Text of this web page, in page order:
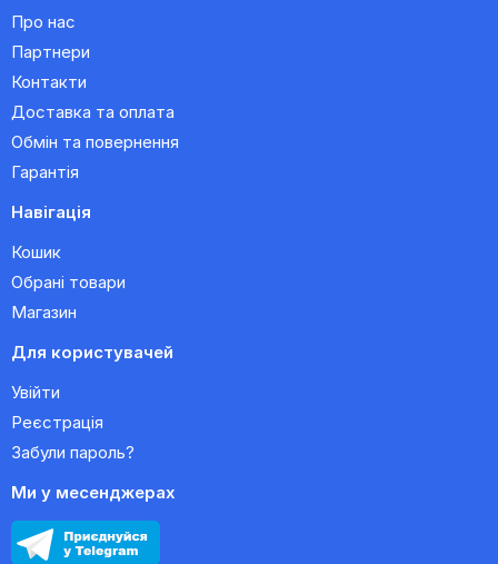
Про нас
Партнери
Контакти
Доставка та оплата
Обмін та повернення
Гарантія
Навігація
Кошик
Обрані товари
Магазин
Для користувачей
Увійти
Реєстрація
Забули пароль?
Ми у месенджерах